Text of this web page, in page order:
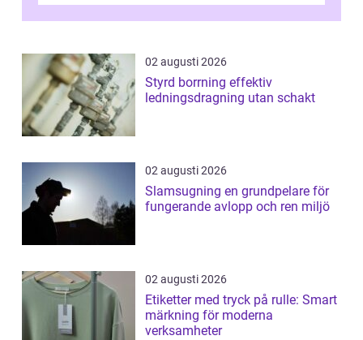
02 augusti 2026
Styrd borrning effektiv
ledningsdragning utan schakt
02 augusti 2026
Slamsugning en grundpelare för
fungerande avlopp och ren miljö
02 augusti 2026
Etiketter med tryck på rulle: Smart
märkning för moderna
verksamheter